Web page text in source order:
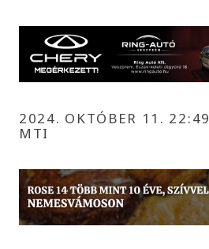
2024. OKTÓBER 11. 22:49
MTI